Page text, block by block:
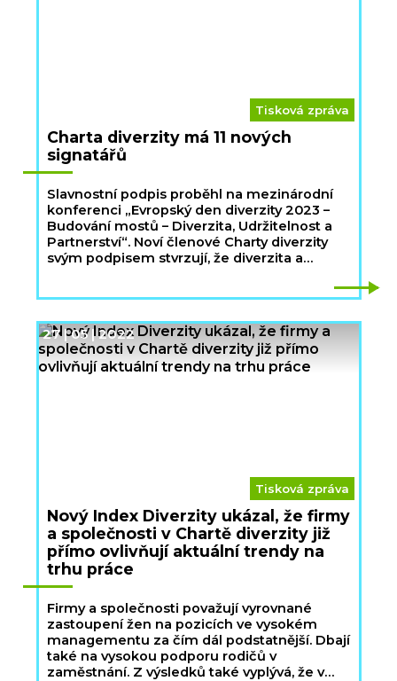
Tisková zpráva
Charta diverzity má 11 nových
signatářů
Slavnostní podpis proběhl na mezinárodní
konferenci „Evropský den diverzity 2023 –
Budování mostů – Diverzita, Udržitelnost a
Partnerství“. Noví členové Charty diverzity
svým podpisem stvrzují, že diverzita a
Tisková zpráva
Nový Index Diverzity ukázal, že firmy
a společnosti v Chartě diverzity již
přímo ovlivňují aktuální trendy na
trhu práce
27 | 05 | 2022
Firmy a společnosti považují vyrovnané
zastoupení žen na pozicích ve vysokém
managementu za čím dál podstatnější. Dbají
také na vysokou podporu rodičů v
zaměstnání. Z výsledků také vyplývá, že v